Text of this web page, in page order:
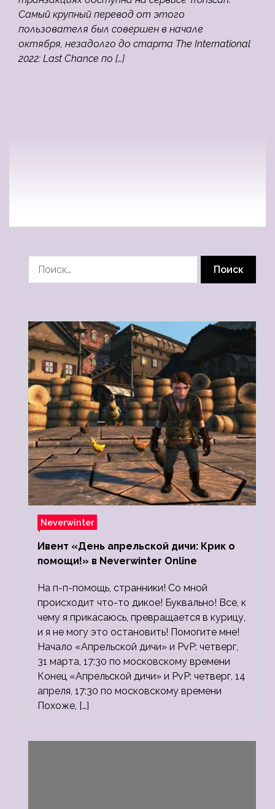
Самый крупный перевод от этого
пользователя был совершен в начале
октября, незадолго до старта The International
2022: Last Chance по […]
Neverwinter
Ивент «День апрельской дичи: Крик о
помощи!» в Neverwinter Online
На п-п-помощь, странники! Со мной
происходит что-то дикое! Буквально! Все, к
чему я прикасаюсь, превращается в курицу,
и я не могу это остановить! Помогите мне!
Начало «Апрельской дичи» и PvP: четверг,
31 марта, 17:30 по московскому времени
Конец «Апрельской дичи» и PvP: четверг, 14
апреля, 17:30 по московскому времени
Похоже, […]